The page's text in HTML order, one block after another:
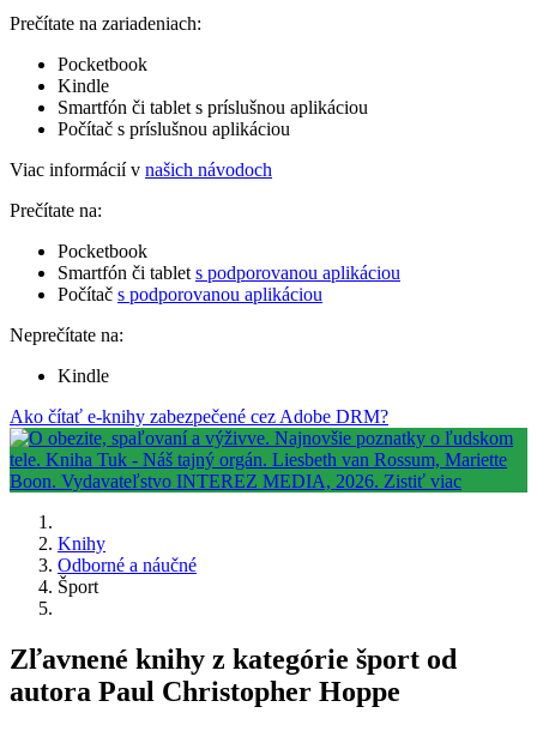
Prečítate na zariadeniach:
Pocketbook
Kindle
Smartfón či tablet s príslušnou aplikáciou
Počítač s príslušnou aplikáciou
Viac informácií v našich návodoch
Prečítate na:
Pocketbook
Smartfón či tablet s podporovanou aplikáciou
Počítač s podporovanou aplikáciou
Neprečítate na:
Kindle
Ako čítať e-knihy zabezpečené cez Adobe DRM?
Knihy
Odborné a náučné
Šport
Zľavnené knihy z kategórie šport od
autora Paul Christopher Hoppe